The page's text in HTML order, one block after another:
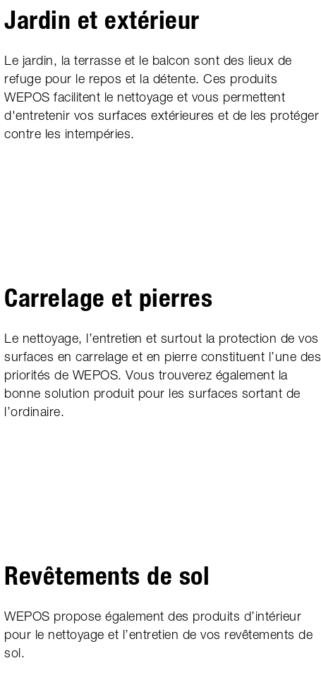
Jardin et extérieur
Le jardin, la terrasse et le balcon sont des lieux de
refuge pour le repos et la détente. Ces produits
WEPOS facilitent le nettoyage et vous permettent
d'entretenir vos surfaces extérieures et de les protéger
contre les intempéries.
Carrelage et pierres
Le nettoyage, l’entretien et surtout la protection de vos
surfaces en carrelage et en pierre constituent l’une des
priorités de WEPOS. Vous trouverez également la
bonne solution produit pour les surfaces sortant de
l’ordinaire.
Revêtements de sol
WEPOS propose également des produits d’intérieur
pour le nettoyage et l’entretien de vos revêtements de
sol.